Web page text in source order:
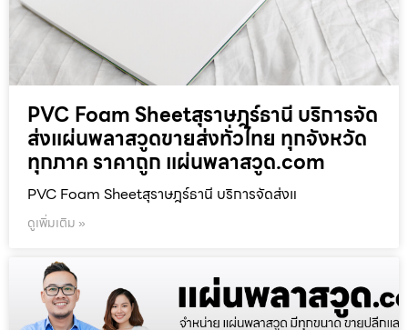
PVC Foam Sheetสุราษฎร์ธานี บริการจัด
ส่งแผ่นพลาสวูดขายส่งทั่วไทย ทุกจังหวัด
ทุกภาค ราคาถูก แผ่นพลาสวูด.com
PVC Foam Sheetสุราษฎร์ธานี บริการจัดส่งแ
ดูเพิ่มเติม »